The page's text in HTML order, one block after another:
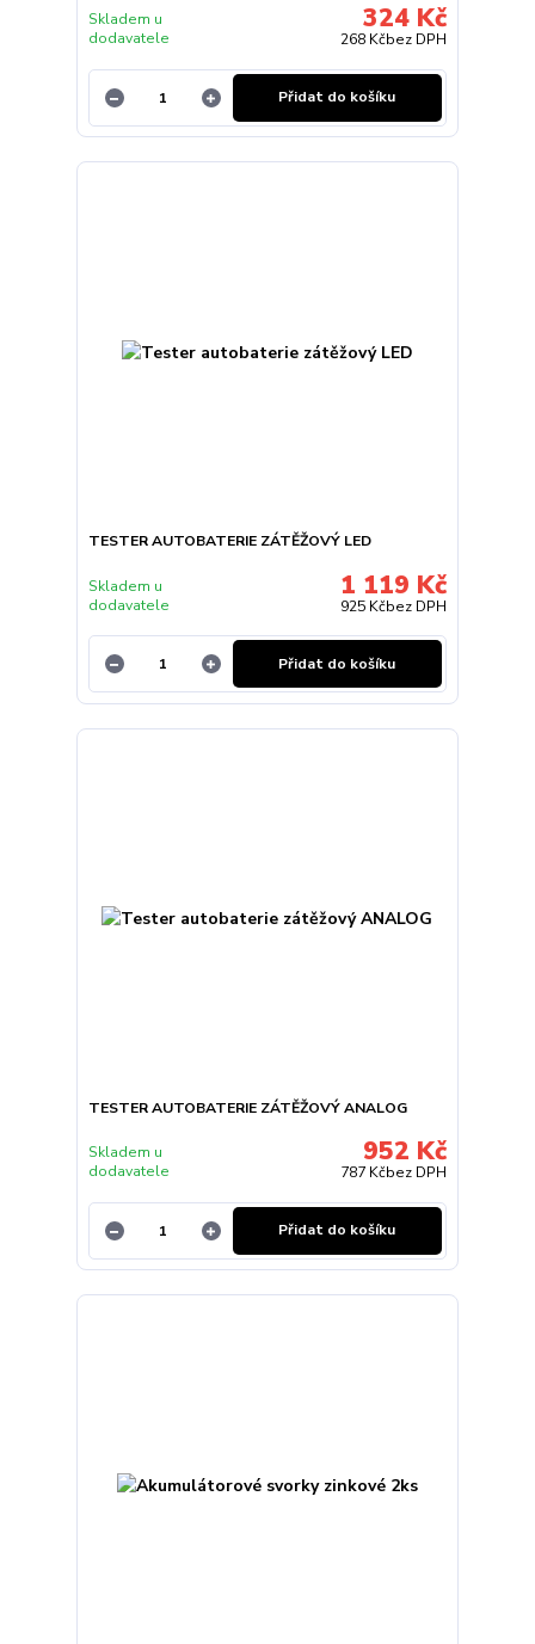
324 Kč
268 Kčbez DPH
Skladem u
dodavatele
Přidat do košíku
TESTER AUTOBATERIE ZÁTĚŽOVÝ LED
1 119 Kč
925 Kčbez DPH
Skladem u
dodavatele
Přidat do košíku
TESTER AUTOBATERIE ZÁTĚŽOVÝ ANALOG
952 Kč
787 Kčbez DPH
Skladem u
dodavatele
Přidat do košíku